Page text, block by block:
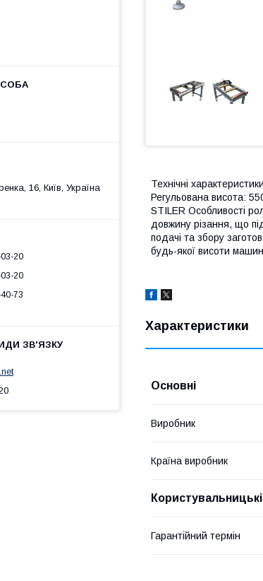
Технічні
Регульована висота:
STILER Особливості
довжину різання, що
подачі та збору
будь-якої висоти
Характеристики
Основні
Виробник
Країна виробник
Гарантійний термін
16, Київ, Україна
20
20
73